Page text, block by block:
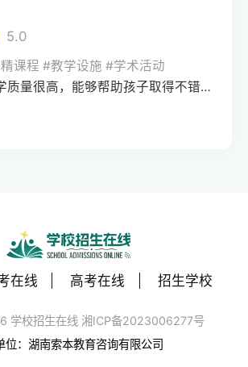
段的人涨得多，但这几十分的含
一样，它能帮你跨越学校层次的
回去复读，本质上不是去学新知
做“心理降噪”和习惯微循环的修
焦虑、心态内耗的问题解决掉，
经不是知识点的比拼，而是细节和
弈。再来一年稍微有个小失误，分
反降，提分一般在十分以内，甚
低，说明学习习惯和定力已经彻
题。这类同学如果回去还是吃大锅
第二，别只看宣传广告，挑这种
磕两件事市面上的机构鱼龙混
别被豪华的宿舍或者所谓的名师
了，你只需要死磕两个硬指标。
教学的能力。高三最后阶段，吃
校的就去死磕高考评分标准的扣分
就是心理降噪和陪伴的软实力。最
，很多孩子学不进去不是因为
虑、失眠、心态崩了。好机构的
天钉在教室里，观察哪个孩子眼
、情绪低落了，及时拉一把，这比
直接入学。要注意的是，单招录
再参加高考，得根据自己的成绩
择，我们遇到过不少学生盲目单
情况。还有保送生通道，不过门
要面向奥赛获奖、外国语学校推
案的正规项目，避免拿到不被认可
我们每年都会帮学生审核这类项目
去年就劝退了三个未备案的“野鸡
差的学生，比如自考、成人高
开放大学。这类途径不用高考，但
5.0
课程 #教学设施 #学术活动
复读学校的教学质量很高，能够帮助孩子取得不错的成绩，同时学习氛围也很好，孩子能够在舒适的环境中学习。我会向其他家长推荐这所学校。
在线 高考在线 招生学校
学校招生在线 湘ICP备2023006277号
位：湖南索本教育咨询有限公司